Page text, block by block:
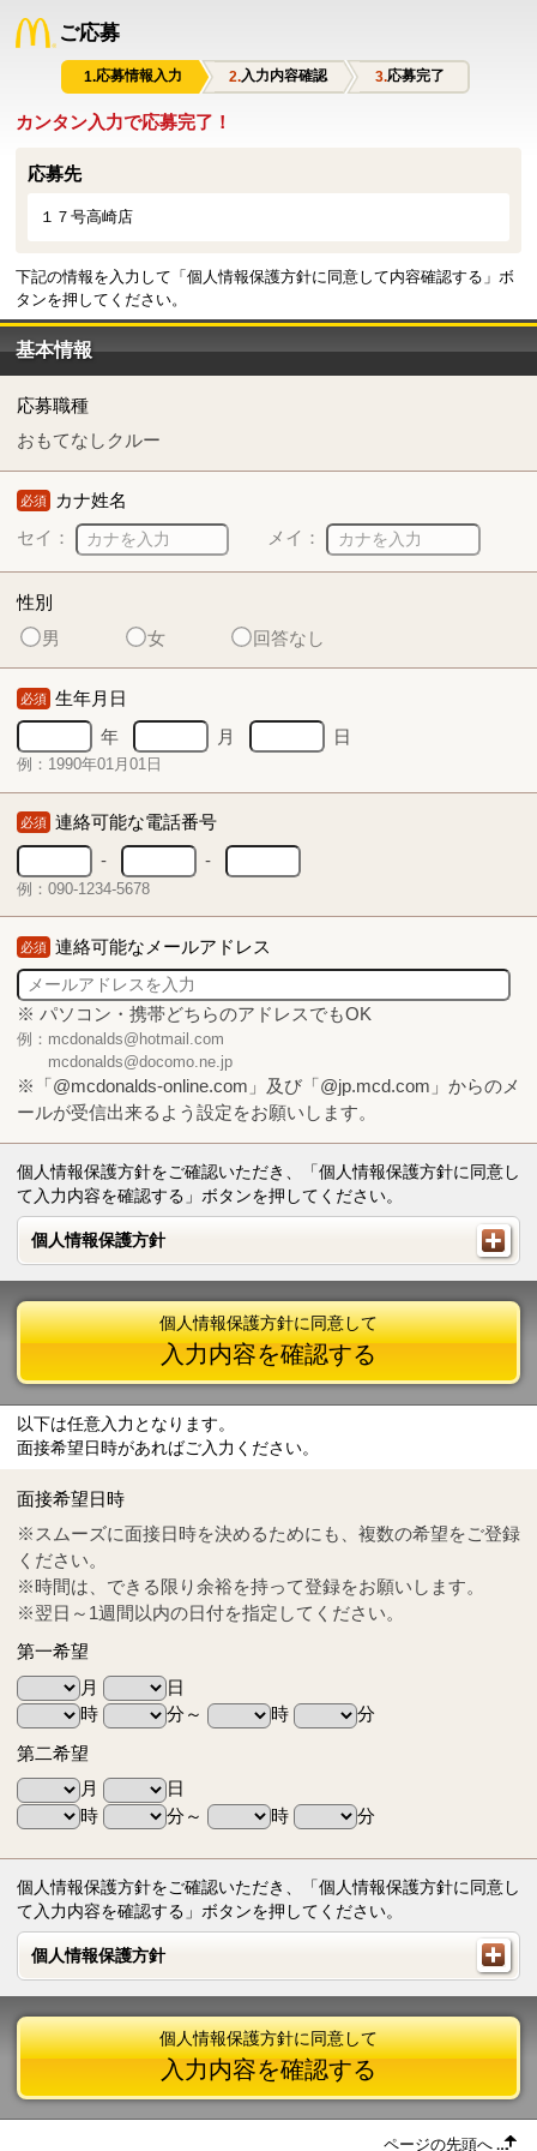
ご応募
応募情報入力 入力内容確認 応募完了
カンタン入力で応募完了！
応募先
１７号高崎店
下記の情報を入力して「個人情報保護方針に同意して内容確認する」ボ
タンを押してください。
基本情報
応募職種
おもてなしクルー
必須 カナ姓名
セイ：
メイ：
性別
男
女 回答なし
必須 生年月日
年
月 日
例：1990年01月01日
必須 連絡可能な電話番号
-
-
例：090-1234-5678
必須 連絡可能なメールアドレス
※ パソコン・携帯どちらのアドレスでもOK
例：mcdonalds@hotmail.com
mcdonalds@docomo.ne.jp
※「@mcdonalds-online.com」及び「@jp.mcd.com」からのメ
ールが受信出来るよう設定をお願いします。
個人情報保護方針をご確認いただき、「個人情報保護方針に同意し
て入力内容を確認する」ボタンを押してください。
個人情報保護方針
個人情報保護方針
Tel
0570-55-0314
個人情報保護方針に同意して
入力内容を確認する
以下は任意入力となります。
面接希望日時があればご入力ください。
面接希望日時
※スムーズに面接日時を決めるためにも、複数の希望をご登録
ください。
※時間は、できる限り余裕を持って登録をお願いします。
※翌日～1週間以内の日付を指定してください。
第一希望
月
日
時
分～ 時
分
第二希望
月
日
時
分～ 時 分
個人情報保護方針をご確認いただき、「個人情報保護方針に同意し
て入力内容を確認する」ボタンを押してください。
個人情報保護方針
個人情報保護方針
個人情報保護方針に同意して
入力内容を確認する
ページの先頭へ